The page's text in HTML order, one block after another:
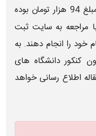
مبلغ 94 هزار تومان بوده
مراجعه به سایت ثبت
خود را انجام دهند. به
کنکور دانشگاه های
اطلاع رسانی خواهد